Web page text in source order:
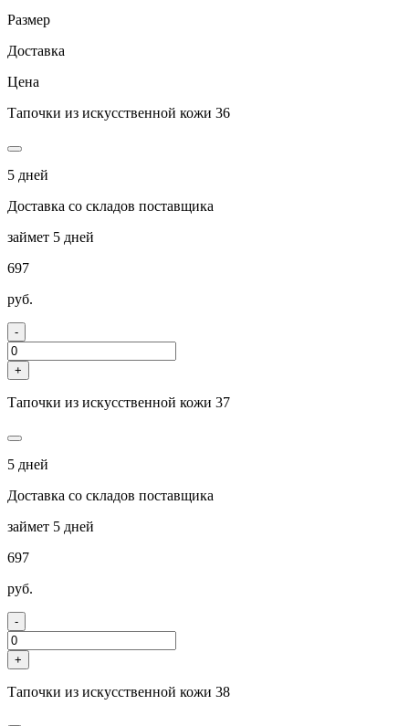
Размер
Доставка
Цена
Тапочки из искусственной кожи 36
5 дней
Доставка со складов поставщика
займет 5 дней
697
руб.
-
+
Тапочки из искусственной кожи 37
5 дней
Доставка со складов поставщика
займет 5 дней
697
руб.
-
+
Тапочки из искусственной кожи 38